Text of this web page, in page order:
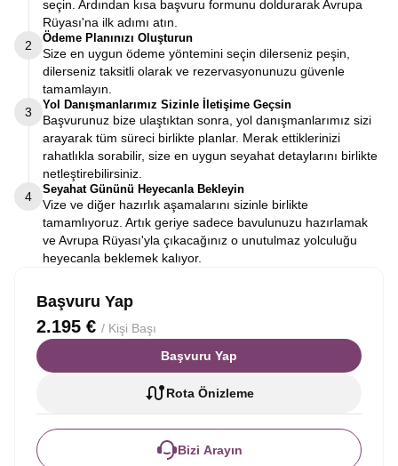
seçin. Ardından kısa başvuru formunu doldurarak Avrupa
Rüyası'na ilk adımı atın.
2
Ödeme Planınızı Oluşturun
Size en uygun ödeme yöntemini seçin dilerseniz peşin,
dilerseniz taksitli olarak ve rezervasyonunuzu güvenle
tamamlayın.
3
Yol Danışmanlarımız Sizinle İletişime Geçsin
Başvurunuz bize ulaştıktan sonra, yol danışmanlarımız sizi
arayarak tüm süreci birlikte planlar. Merak ettiklerinizi
rahatlıkla sorabilir, size en uygun seyahat detaylarını birlikte
netleştirebilirsiniz.
4
Seyahat Gününü Heyecanla Bekleyin
Vize ve diğer hazırlık aşamalarını sizinle birlikte
tamamlıyoruz. Artık geriye sadece bavulunuzu hazırlamak
ve Avrupa Rüyası'yla çıkacağınız o unutulmaz yolculuğu
heyecanla beklemek kalıyor.
Başvuru Yap
2.195 € / Kişi Başı
Başvuru Yap
Rota Önizleme
Bizi Arayın